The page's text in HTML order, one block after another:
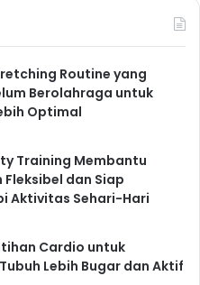
Routine yang
Berolahraga untuk
Optimal
Training Membantu
Fleksibel dan Siap
Aktivitas Sehari-Hari
Cardio untuk
Lebih Bugar dan Aktif